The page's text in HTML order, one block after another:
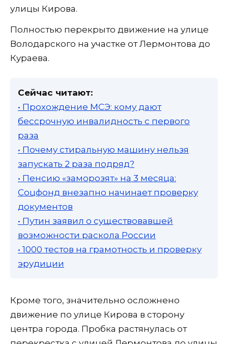
улицы Кирова.
Полностью перекрыто движение на улице
Володарского на участке от Лермонтова до
Кураева.
Сейчас читают:
• Прохождение МСЭ: кому дают
бессрочную инвалидность с первого
раза
• Почему стиральную машину нельзя
запускать 2 раза подряд?
• Пенсию «заморозят» на 3 месяца:
Соцфонд внезапно начинает проверку
документов
• Путин заявил о существовавшей
возможности раскола России
• 1000 тестов на грамотность и проверку
эрудиции
Кроме того, значительно осложнено
движение по улице Кирова в сторону
центра города. Пробка растянулась от